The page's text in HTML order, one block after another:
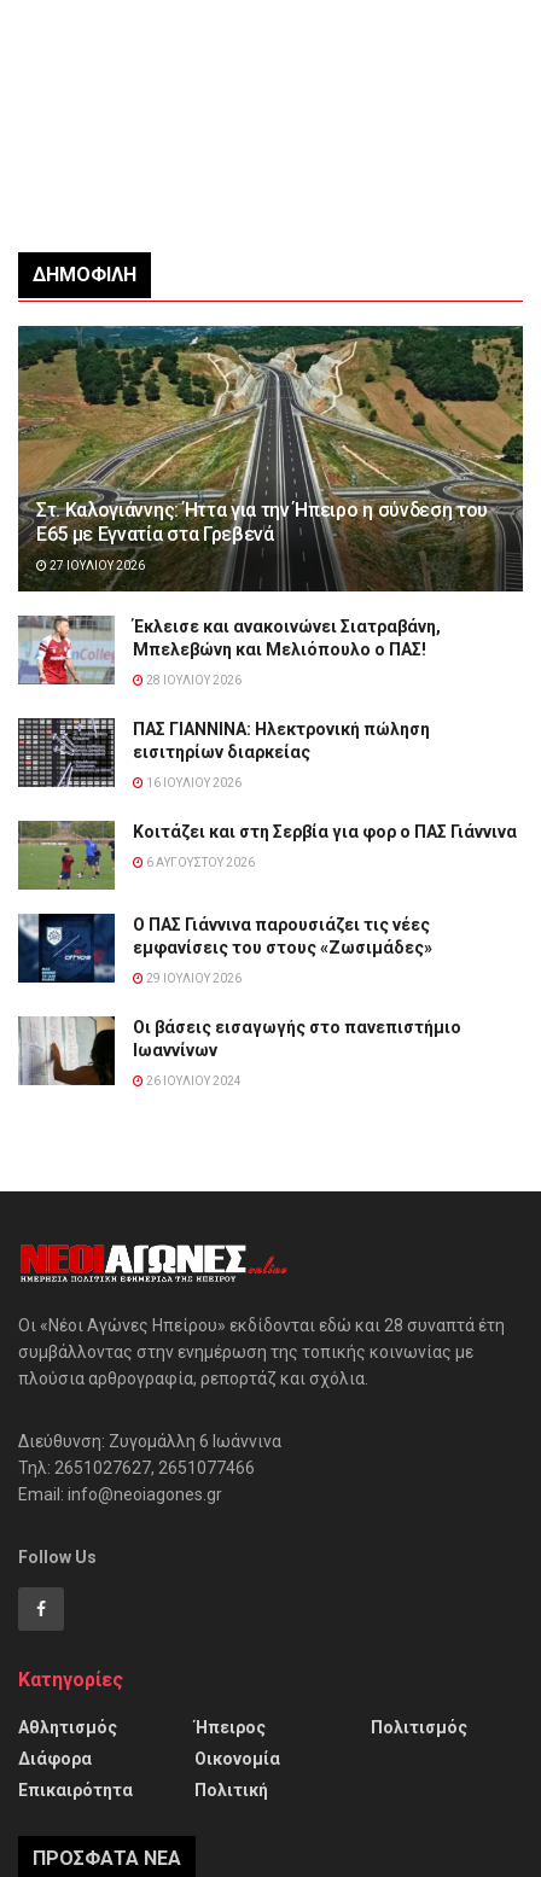
ΔΗΜΟΦΙΛΉ
Στ. Καλογιάννης: Ήττα για την Ήπειρο η σύνδεση του
Ε65 με Εγνατία στα Γρεβενά
27 ΙΟΥΛΊΟΥ 2026
Έκλεισε και ανακοινώνει Σιατραβάνη,
Μπελεβώνη και Μελιόπουλο ο ΠΑΣ!
28 ΙΟΥΛΊΟΥ 2026
ΠΑΣ ΓΙΑΝΝΙΝΑ: Hλεκτρονική πώληση
εισιτηρίων διαρκείας
16 ΙΟΥΛΊΟΥ 2026
Κοιτάζει και στη Σερβία για φορ ο ΠΑΣ Γιάννινα
6 ΑΥΓΟΎΣΤΟΥ 2026
Ο ΠΑΣ Γιάννινα παρουσιάζει τις νέες
εμφανίσεις του στους «Ζωσιμάδες»
29 ΙΟΥΛΊΟΥ 2026
Οι βάσεις εισαγωγής στο πανεπιστήμιο
Ιωαννίνων
26 ΙΟΥΛΊΟΥ 2024
Οι «Νέοι Αγώνες Ηπείρου» εκδίδονται εδώ και 28 συναπτά έτη
συμβάλλοντας στην ενημέρωση της τοπικής κοινωνίας με
πλούσια αρθρογραφία, ρεπορτάζ και σχόλια.
Διεύθυνση: Ζυγομάλλη 6 Ιωάννινα
Τηλ: 2651027627, 2651077466
Email: info@neoiagones.gr
Follow Us
Κατηγορίες
Αθλητισμός
Διάφορα
Επικαιρότητα
Ήπειρος
Οικονομία
Πολιτική
Πολιτισμός
ΠΡΌΣΦΑΤΑ ΝΈΑ